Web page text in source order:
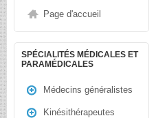
Page d'accueil
SPÉCIALITÉS MÉDICALES ET
PARAMÉDICALES
Médecins généralistes
Kinésithérapeutes